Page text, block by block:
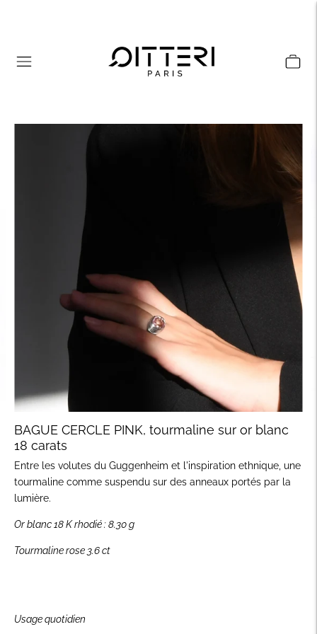
BAGUE CERCLE PINK, tourmaline sur or blanc
18 carats
Entre les volutes du Guggenheim et l'inspiration ethnique, une
tourmaline comme suspendu sur des anneaux portés par la
lumière.
Or blanc 18 K rhodié : 8.30 g
Tourmaline rose 3.6 ct
Usage quotidien